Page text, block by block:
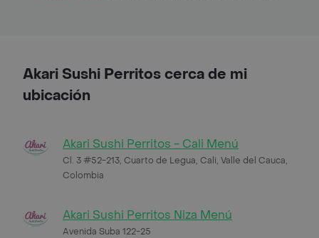
Akari Sushi Perritos cerca de mi
ubicación
Akari Sushi Perritos - Cali Menú
Cl. 3 #52-213, Cuarto de Legua, Cali, Valle del Cauca,
Colombia
Akari Sushi Perritos Niza Menú
Avenida Suba 122-25